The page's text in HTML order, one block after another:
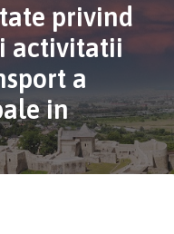
privind
activitatii
a
in